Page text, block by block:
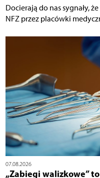
Docierają do nas sygnały,
NFZ przez placówki
07.08.2026
„Zabiegi walizkowe”